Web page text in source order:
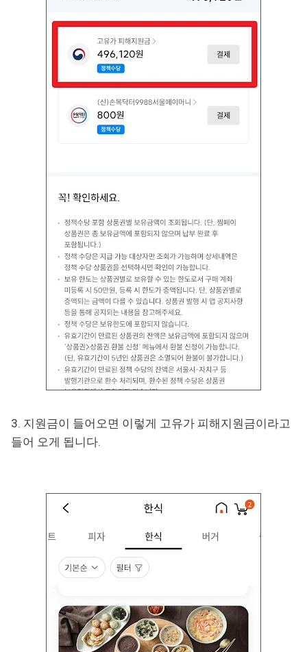
3. 지원금이 들어오면 이렇게 고유가 피해지원금이라고
들어 오게 됩니다.